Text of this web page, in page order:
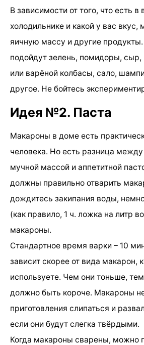
В зависимости от того, что есть
холодильнике и какой у вас вкус,
яичную массу и другие
подойдут зелень, помидоры, сыр,
или варёной колбасы, сало,
другое. Не бойтесь
Идея №2. Паста
Макароны в доме есть
человека. Но есть разница
мучной массой и аппетитной
должны правильно отварить
дождитесь закипания воды,
(как правило, 1 ч. ложка на литр
макароны.
Стандартное время варки – 10
зависит скорее от вида макарон,
используете. Чем они тоньше,
должно быть короче. Макароны
приготовления слипаться и
если они будут слегка твёрдыми.
Когда макароны сварены, можно